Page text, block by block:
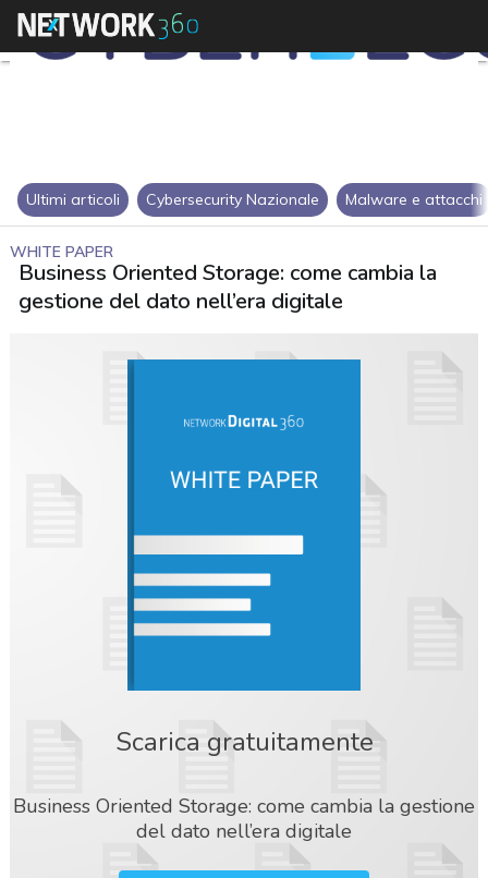
Ultimi articoli Cybersecurity Nazionale Malware e attacchi
WHITE PAPER
Business Oriented Storage: come cambia la
gestione del dato nell’era digitale
Scarica gratuitamente
Business Oriented Storage: come cambia la gestione
del dato nell’era digitale